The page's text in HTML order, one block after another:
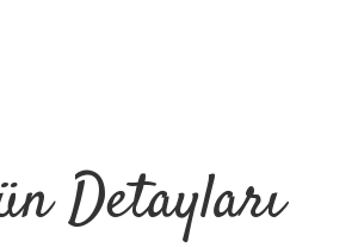
Detayları